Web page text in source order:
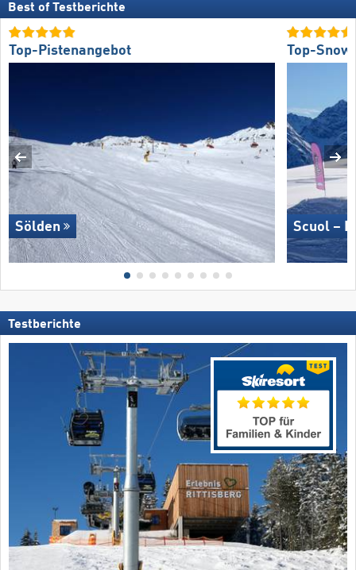
Best of Testberichte
Top-Pistenangebot
Sölden
Top-
Scuol –
Testberichte